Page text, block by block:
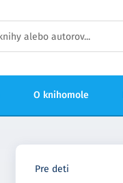
O knihomole
Pre deti